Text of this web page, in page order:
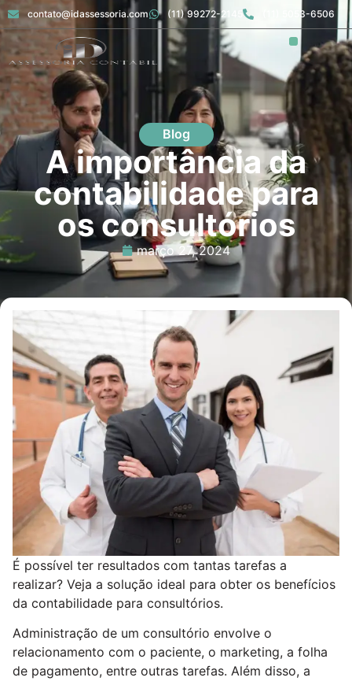
contato@idassessoria.com (11) 99272-2145 (11) 5053-6506
Blog
A importância da
contabilidade para
os consultórios
março 27, 2024
É possível ter resultados com tantas tarefas a
realizar? Veja a solução ideal para obter os benefícios
da contabilidade para consultórios.
Administração de um consultório envolve o
relacionamento com o paciente, o marketing, a folha
de pagamento, entre outras tarefas. Além disso, a